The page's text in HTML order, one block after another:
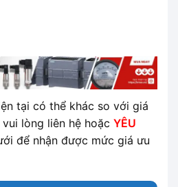
tại có thể khác so với giá
lòng liên hệ hoặc YÊU
để nhận được mức giá ưu